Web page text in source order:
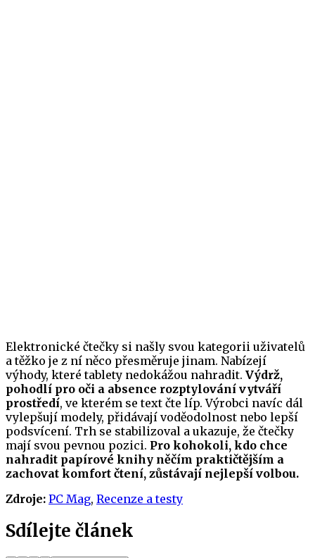
Elektronické čtečky si našly svou kategorii uživatelů
a těžko je z ní něco přesměruje jinam. Nabízejí
výhody, které tablety nedokážou nahradit. Výdrž,
pohodlí pro oči a absence rozptylování vytváří
prostředí, ve kterém se text čte líp. Výrobci navíc dál
vylepšují modely, přidávají voděodolnost nebo lepší
podsvícení. Trh se stabilizoval a ukazuje, že čtečky
mají svou pevnou pozici. Pro kohokoli, kdo chce
nahradit papírové knihy něčím praktičtějším a
zachovat komfort čtení, zůstávají nejlepší volbou.
Zdroje: PC Mag, Recenze a testy
Sdílejte článek